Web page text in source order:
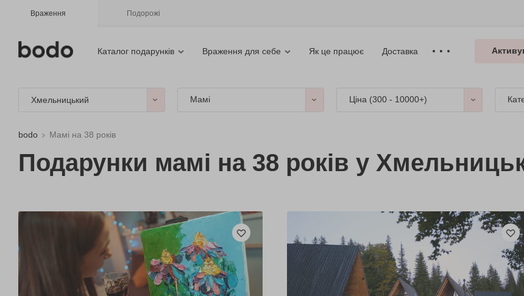
Враження Подорожі
Каталог подарунків Враження для себе Як це працює Доставка
Хмельницький Мамі Ціна (300 - 10000+)
bodo Мамі на 38 років
Подарунки мамі на 38 років у